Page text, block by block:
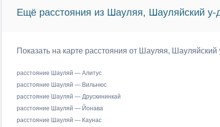
Ещё расстояния из Шауляя, Шауляйский у-
Показать на карте расстояния от Шауляя,
расстояние Шауляй — Алитус
расстояние Шауляй — Вильнюс
расстояние Шауляй — Друскининкай
расстояние Шауляй — Йонава
расстояние Шауляй — Каунас